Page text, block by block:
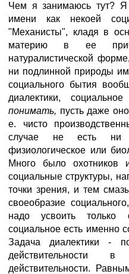
Чем я занимаюсь тут? Я
имени как некоей
"Механисты", кладя в
материю в ее
натуралистической
ни подлинной природы
социального бытия
диалектики,
понимать, пусть даже
е. чисто
случае не есть ни
физиологическое или
Много было охотников
социальные структуры,
точки зрения, и тем
своеобразие
надо усвоить только
социальное есть именно
Задача диалектики -
действительности.